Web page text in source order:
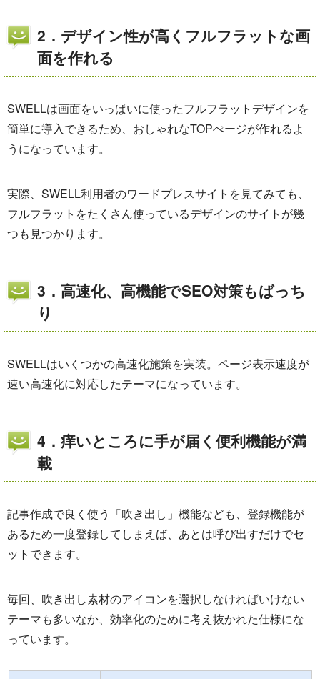
2．デザイン性が高くフルフラットな画
面を作れる
SWELLは画面をいっぱいに使ったフルフラットデザインを
簡単に導入できるため、おしゃれなTOPぺージが作れるよ
うになっています。
実際、SWELL利用者のワードプレスサイトを見てみても、
フルフラットをたくさん使っているデザインのサイトが幾
つも見つかります。
3．高速化、高機能でSEO対策もばっち
り
SWELLはいくつかの高速化施策を実装。ページ表示速度が
速い高速化に対応したテーマになっています。
4．痒いところに手が届く便利機能が満
載
記事作成で良く使う「吹き出し」機能なども、登録機能が
あるため一度登録してしまえば、あとは呼び出すだけでセ
ットできます。
毎回、吹き出し素材のアイコンを選択しなければいけない
テーマも多いなか、効率化のために考え抜かれた仕様にな
っています。